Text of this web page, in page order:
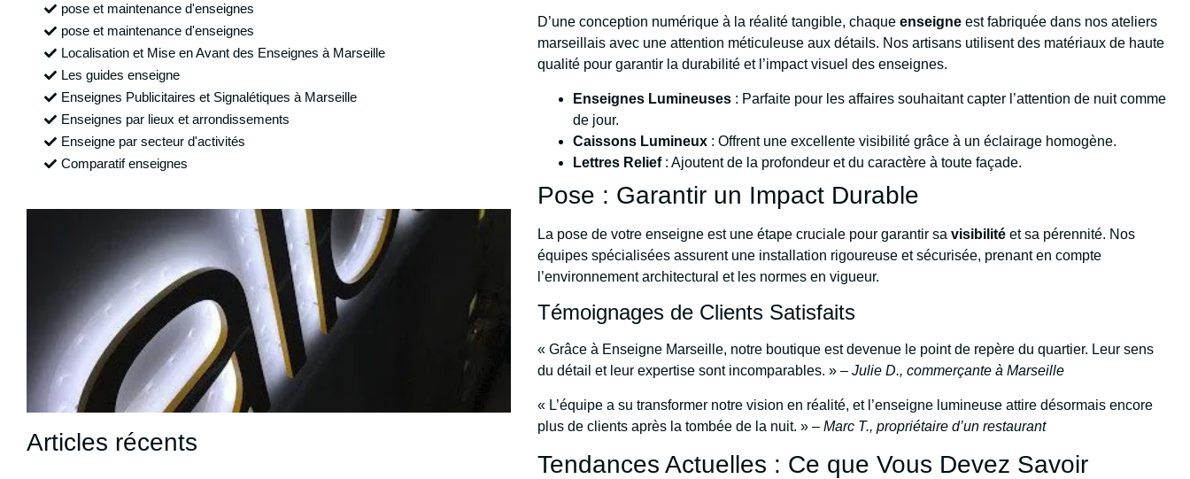
pose et maintenance d'enseignes
pose et maintenance d'enseignes
Localisation et Mise en Avant des Enseignes à Marseille
Les guides enseigne
Enseignes Publicitaires et Signalétiques à Marseille
Enseignes par lieux et arrondissements
Enseigne par secteur d'activités
Comparatif enseignes
Articles récents
D’une conception numérique à la réalité tangible, chaqueenseigne est fabriquée dans nos ateliers
marseillais avec une attention méticuleuse aux détails. Nos artisans utilisent des matériaux de haute
qualité pour garantir la durabilité et l’impact visuel des enseignes.
Enseignes Lumineuses : Parfaite pour les affaires souhaitant capter l’attention de nuit comme
de jour.
Caissons Lumineux : Offrent une excellente visibilité grâce à un éclairage homogène.
Lettres Relief: Ajoutent de la profondeur et du caractère à toute façade.
Pose : Garantir un Impact Durable
La pose de votre enseigne est une étape cruciale pour garantir savisibilité et sa pérennité. Nos
équipes spécialisées assurent une installation rigoureuse et sécurisée, prenant en compte
l’environnement architectural et les normes en vigueur.
Témoignages de Clients Satisfaits
« Grâce à Enseigne Marseille, notre boutique est devenue le point de repère du quartier. Leur sens
du détail et leur expertise sont incomparables. » –Julie D., commerçante à Marseille
« L’équipe a su transformer notre vision en réalité, et l’enseigne lumineuse attire désormais encore
plus de clients après la tombée de la nuit. » –Marc T., propriétaire d’un restaurant
Tendances Actuelles : Ce que Vous Devez Savoir